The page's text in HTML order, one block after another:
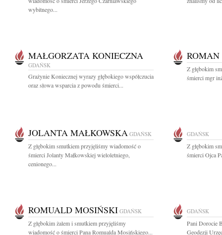
wybitnego...
MAŁGORZATA KONIECZNA
GDAŃSK
Grażynie Koniecznej wyrazy głębokiego współczucia
oraz słowa wsparcia z powodu śmierci...
ROMAN
Z głębokim
śmierci mgr
JOLANTA MAŁKOWSKA GDAŃSK
Z głębokim smutkiem przyjęliśmy wiadomość o
śmierci Jolanty Małkowskiej wieloletniego,
cenionego...
GDAŃSK
Z głębokim
śmierci Ojca
ROMUALD MOSIŃSKI GDAŃSK
Z głębokim żalem i smutkiem przyjęliśmy
wiadomość o śmierci Pana Romualda Mosińskiego...
GDAŃSK
Pani Dorocie
Geodezji